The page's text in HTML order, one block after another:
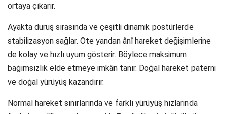
ortaya çıkarır.
Ayakta duruş sırasında ve çeşitli dinamik postürlerde
stabilizasyon sağlar. Öte yandan ânî hareket değişimlerine
de kolay ve hızlı uyum gösterir. Böylece maksimum
bağımsızlık elde etmeye imkân tanır. Doğal hareket paterni
ve doğal yürüyüş kazandırır.
Normal hareket sınırlarında ve farklı yürüyüş hızlarında